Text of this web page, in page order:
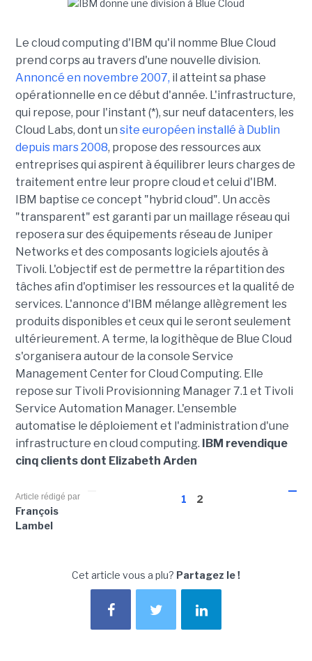
Le cloud computing d'IBM qu'il nomme Blue Cloud
prend corps au travers d'une nouvelle division.
Annoncé en novembre 2007, il atteint sa phase
opérationnelle en ce début d'année. L'infrastructure,
qui repose, pour l'instant (*), sur neuf datacenters, les
Cloud Labs, dont un site européen installé à Dublin
depuis mars 2008, propose des ressources aux
entreprises qui aspirent à équilibrer leurs charges de
traitement entre leur propre cloud et celui d'IBM.
IBM baptise ce concept "hybrid cloud". Un accès
"transparent" est garanti par un maillage réseau qui
reposera sur des équipements réseau de Juniper
Networks et des composants logiciels ajoutés à
Tivoli. L'objectif est de permettre la répartition des
tâches afin d'optimiser les ressources et la qualité de
services. L'annonce d'IBM mélange allègrement les
produits disponibles et ceux qui le seront seulement
ultérieurement. A terme, la logithèque de Blue Cloud
s'organisera autour de la console Service
Management Center for Cloud Computing. Elle
repose sur Tivoli Provisionning Manager 7.1 et Tivoli
Service Automation Manager. L'ensemble
automatise le déploiement et l'administration d'une
infrastructure en cloud computing. IBM revendique
cinq clients dont Elizabeth Arden
1 2
Article rédigé par
François
Lambel
Cet article vous a plu? Partagez le !